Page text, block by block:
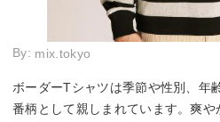
By: mix.tokyo
ボーダーTシャツは季節や性別、年
番柄として親しまれています。爽